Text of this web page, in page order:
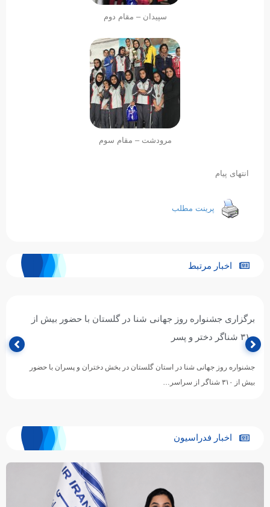
سپیدان – مقام دوم
مرودشت – مقام سوم
انتهای پیام
پرینت مطلب
اخبار مرتبط
برگزاری جشنواره روز جهانی شنا در گلستان با حضور بیش از
۳۱۰ شناگر دختر و پسر
جشنواره روز جهانی شنا در استان گلستان در بخش دختران و پسران با حضور
بیش از ۳۱۰ شناگر از سراسر…
اخبار فدراسیون